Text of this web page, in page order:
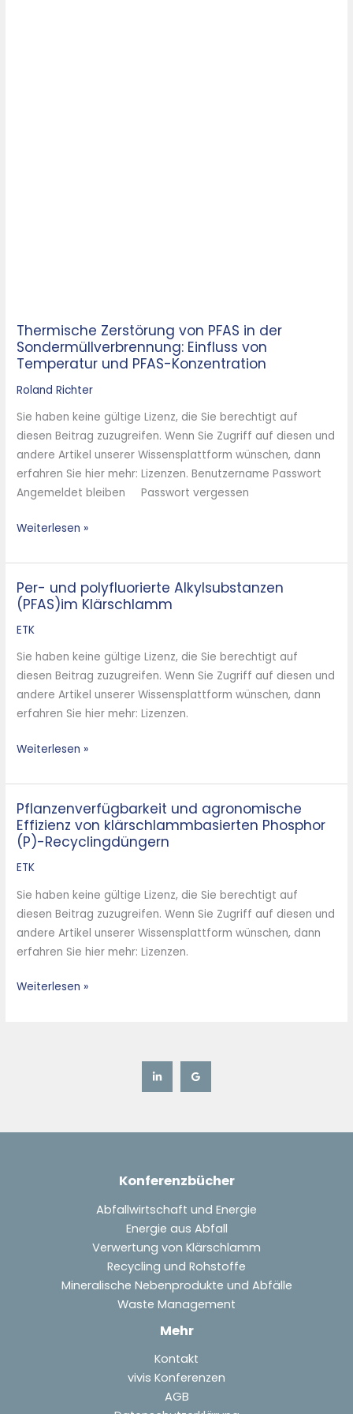
Thermische Zerstörung von PFAS in der
Sondermüllverbrennung: Einfluss von
Temperatur und PFAS-Konzentration
Roland Richter
Sie haben keine gültige Lizenz, die Sie berechtigt auf
diesen Beitrag zuzugreifen. Wenn Sie Zugriff auf diesen und
andere Artikel unserer Wissensplattform wünschen, dann
erfahren Sie hier mehr: Lizenzen. Benutzername Passwort
Angemeldet bleiben Passwort vergessen
Weiterlesen »
Per- und polyfluorierte Alkylsubstanzen
(PFAS)im Klärschlamm
ETK
Sie haben keine gültige Lizenz, die Sie berechtigt auf
diesen Beitrag zuzugreifen. Wenn Sie Zugriff auf diesen und
andere Artikel unserer Wissensplattform wünschen, dann
erfahren Sie hier mehr: Lizenzen.
Per-
und
polyfluorierte
(PFAS)im
Klärschlamm
Weiterlesen »
Pflanzenverfügbarkeit und agronomische
Effizienz von klärschlammbasierten Phosphor
(P)-Recyclingdüngern
ETK
Sie haben keine gültige Lizenz, die Sie berechtigt auf
diesen Beitrag zuzugreifen. Wenn Sie Zugriff auf diesen und
andere Artikel unserer Wissensplattform wünschen, dann
erfahren Sie hier mehr: Lizenzen.
Pflanzenverfügbarkeit
und
agronomische
Effizienz
klärschlammbasierten
Phosphor
(P)-
Recyclingdüngern
Weiterlesen »
Konferenzbücher
Abfallwirtschaft und Energie
Energie aus Abfall
Verwertung von Klärschlamm
Recycling und Rohstoffe
Mineralische Nebenprodukte und Abfälle
Waste Management
Mehr
Kontakt
vivis Konferenzen
AGB